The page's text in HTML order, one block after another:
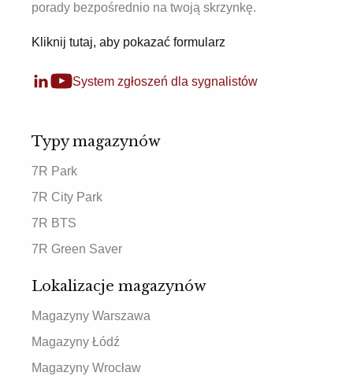
porady bezpośrednio na twoją skrzynkę.
Kliknij tutaj, aby pokazać formularz
System zgłoszeń dla sygnalistów
Typy magazynów
7R Park
7R City Park
7R BTS
7R Green Saver
Lokalizacje magazynów
Magazyny Warszawa
Magazyny Łódź
Magazyny Wrocław